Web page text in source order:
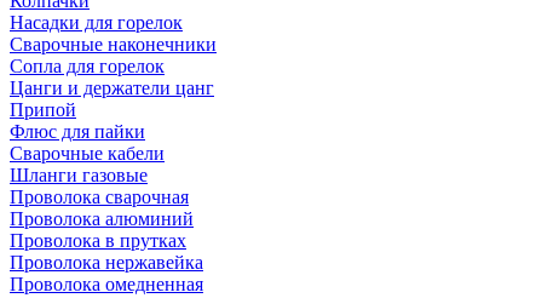
Насадки для горелок
Сварочные наконечники
Сопла для горелок
Цанги и держатели цанг
Припой
Флюс для пайки
Сварочные кабели
Шланги газовые
Проволока сварочная
Проволока алюминий
Проволока в прутках
Проволока нержавейка
Проволока омедненная